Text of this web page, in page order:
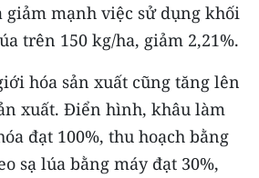
giảm mạnh việc sử dụng khối
trên 150 kg/ha, giảm 2,21%.
hóa sản xuất cũng tăng lên
xuất. Điển hình, khâu làm
đạt 100%, thu hoạch bằng
sạ lúa bằng máy đạt 30%,